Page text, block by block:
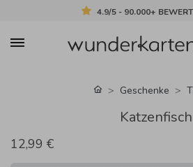
4.9/5 - 90.000+
Geschenke
Katzenfisch
12,99 €